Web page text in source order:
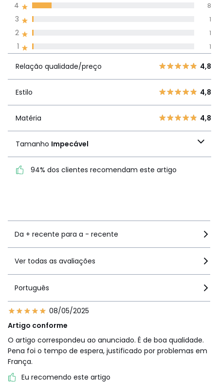
1
2
3
5
qualidade/preço
4,8
4,8
4,8
94% dos clientes
1 1
2 1
3 1
4 8
Relação qualidade/preço 4,8
Estilo 4,8
Matéria 4,8
Tamanho Impecável
94% dos clientes recomendam este artigo
Da + recente para a - recente
Ver todas as avaliações
Português
08/05/2025
Artigo conforme
O artigo correspondeu ao anunciado. É de boa qualidade.
Pena foi o tempo de espera, justificado por problemas em
França.
Eu recomendo este artigo